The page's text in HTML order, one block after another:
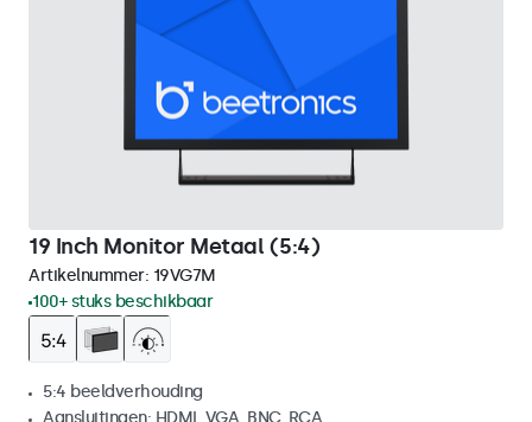
19 Inch Monitor Metaal (5:4)
Artikelnummer: 19VG7M
100+ stuks beschikbaar
5:4 beeldverhouding
Aansluitingen: HDMI, VGA, BNC, RCA